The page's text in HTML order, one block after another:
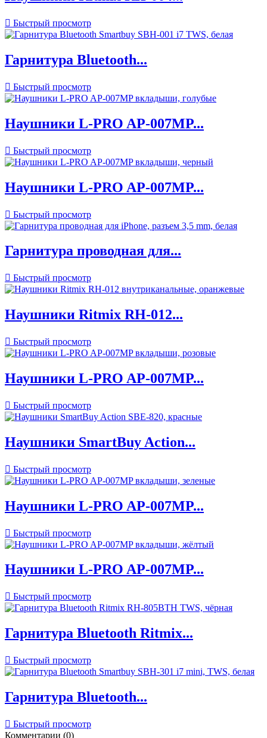
 Быстрый просмотр
Гарнитура Bluetooth...
 Быстрый просмотр
Наушники L-PRO AP-007MP...
 Быстрый просмотр
Наушники L-PRO AP-007MP...
 Быстрый просмотр
Гарнитура проводная для...
 Быстрый просмотр
Наушники Ritmix RH-012...
 Быстрый просмотр
Наушники L-PRO AP-007MP...
 Быстрый просмотр
Наушники SmartBuy Action...
 Быстрый просмотр
Наушники L-PRO AP-007MP...
 Быстрый просмотр
Наушники L-PRO AP-007MP...
 Быстрый просмотр
Гарнитура Bluetooth Ritmix...
 Быстрый просмотр
Гарнитура Bluetooth...
 Быстрый просмотр
Комментарии (0)